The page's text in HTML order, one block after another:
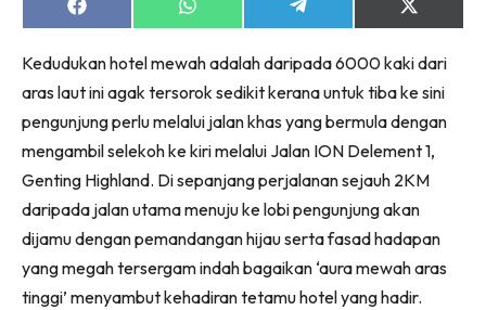
Ruang Tamu
Menarik Lagi
Casa Impiana
Kafe
Share
on
Share
on
Share
on
Share
on
(Twitter)
Kedudukan hotel mewah adalah daripada 6000 kaki dari
aras laut ini agak tersorok sedikit kerana untuk tiba ke sini
pengunjung perlu melalui jalan khas yang bermula dengan
mengambil selekoh ke kiri melalui Jalan ION Delement 1,
Genting Highland. Di sepanjang perjalanan sejauh 2KM
daripada jalan utama menuju ke lobi pengunjung akan
dijamu dengan pemandangan hijau serta fasad hadapan
yang megah tersergam indah bagaikan ‘aura mewah aras
tinggi’ menyambut kehadiran tetamu hotel yang hadir.